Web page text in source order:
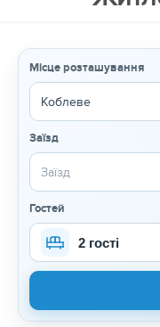
Місце розташування
Заїзд
Гостей
2 гості